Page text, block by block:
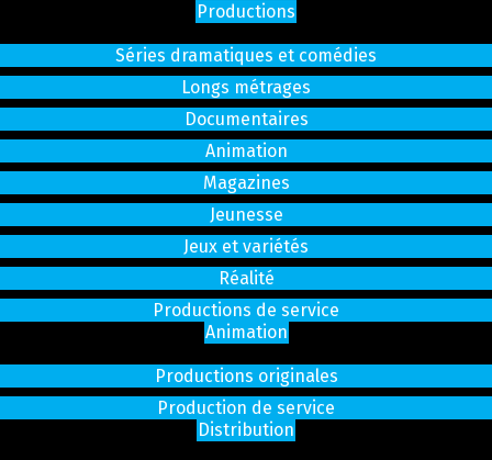
Productions
Séries dramatiques et comédies
Longs métrages
Documentaires
Animation
Magazines
Jeunesse
Jeux et variétés
Réalité
Productions de service
Animation
Productions originales
Production de service
Distribution